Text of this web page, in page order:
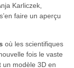
Karliczek,
faire un aperçu
où les scientifiques
fois le vaste
un modèle 3D en